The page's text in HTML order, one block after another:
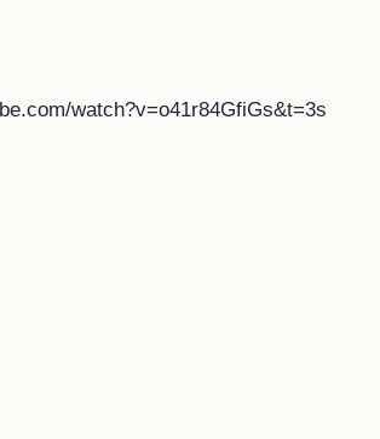
watch?v=o41r84GfiGs&t=3s